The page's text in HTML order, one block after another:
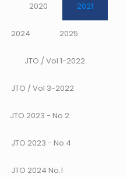
2020 2021
2024 2025
JTO / Vol 1-2022
JTO / Vol 3-2022
JTO 2023 - No.2
JTO 2023 - No.4
JTO 2024 No.1